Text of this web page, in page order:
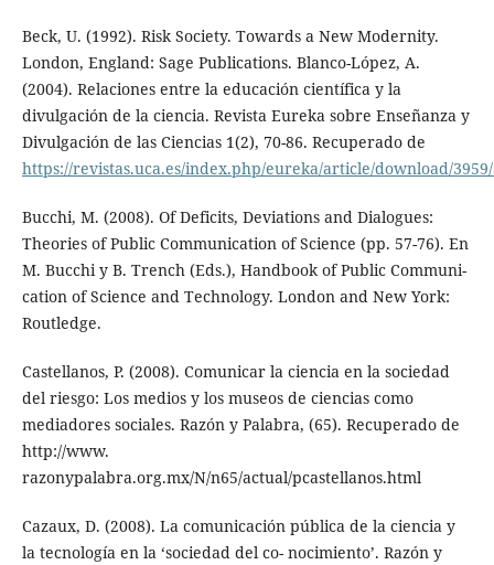
Beck, U. (1992). Risk Society. Towards a New Modernity.
London, England: Sage Publications. Blanco-López, A.
(2004). Relaciones entre la educación científica y la
divulgación de la ciencia. Revista Eureka sobre Enseñanza y
Divulgación de las Ciencias 1(2), 70-86. Recuperado de
https://revistas.uca.es/index.php/eureka/article/download/
Bucchi, M. (2008). Of Deficits, Deviations and Dialogues:
Theories of Public Communication of Science (pp. 57-76). En
M. Bucchi y B. Trench (Eds.), Handbook of Public Communi-
cation of Science and Technology. London and New York:
Routledge.
Castellanos, P. (2008). Comunicar la ciencia en la sociedad
del riesgo: Los medios y los museos de ciencias como
mediadores sociales. Razón y Palabra, (65). Recuperado de
http://www.
razonypalabra.org.mx/N/n65/actual/pcastellanos.html
Cazaux, D. (2008). La comunicación pública de la ciencia y
la tecnología en la ‘sociedad del co- nocimiento’. Razón y